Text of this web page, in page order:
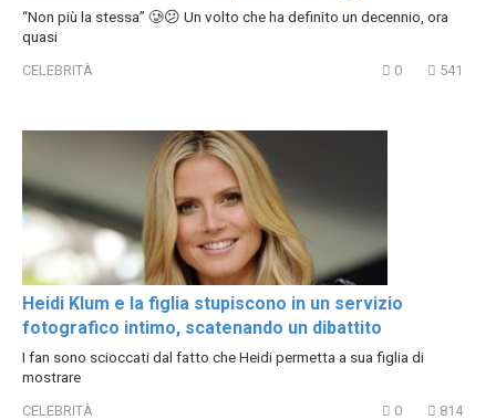
“Non più la stessa” 🥲😕 Un volto che ha definito un decennio, ora
quasi
CELEBRITÀ 0 541
Heidi Klum e la figlia stupiscono in un servizio
fotografico intimo, scatenando un dibattito
I fan sono scioccati dal fatto che Heidi permetta a sua figlia di
mostrare
CELEBRITÀ 0 814